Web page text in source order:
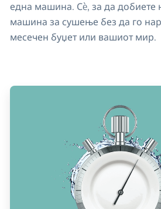
една машина. Сè, за да добиете
машина за сушење без да го
месечен буџет или вашиот мир.